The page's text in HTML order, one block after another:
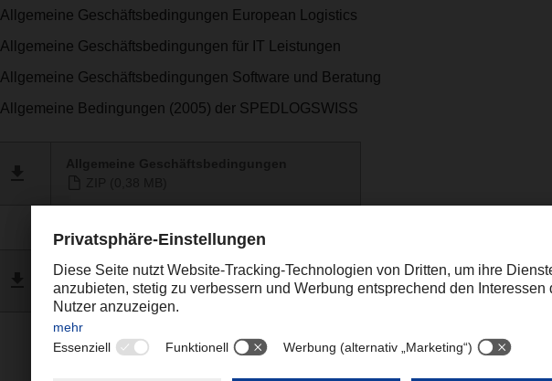
Allgemeine Geschäftsbedingungen European Logistics
Allgemeine Geschäftsbedingungen für IT Leistungen
Allgemeine Geschäftsbedingungen Software und Beratung
Allgemeine Bedingungen (2005) der SPEDLOGSWISS
Allgemeine Bedingungen (2005) der SPEDLOGSWISS
PDF (0,09 MB)